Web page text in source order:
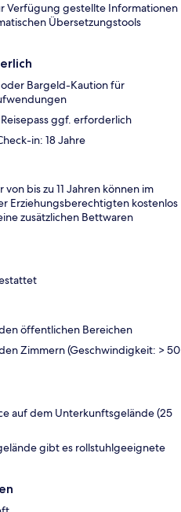
Verfügung gestellte Informationen
Übersetzungstools
Bargeld-Kaution für
ggf. erforderlich
in: 18 Jahre
von bis zu 11 Jahren können im
Erziehungsberechtigten kostenlos
zusätzlichen Bettwaren
öffentlichen Bereichen
Zimmern (Geschwindigkeit: > 50
auf dem Unterkunftsgelände (25
gibt es rollstuhlgeeignete